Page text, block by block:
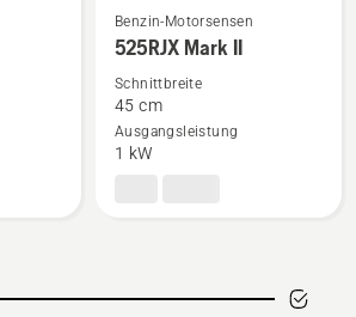
Mehr
Details
zu
Mark
Benzin-Motorsensen
525RJX Mark II
Schnittbreite
45 cm
Ausgangsleistung
1 kW